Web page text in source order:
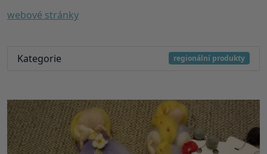
webové stránky
Kategorie regionální produkty